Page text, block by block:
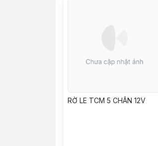
RỜ LE TCM 5 CHÂN 12V